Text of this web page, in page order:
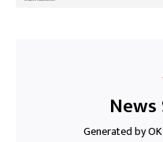
Generated by